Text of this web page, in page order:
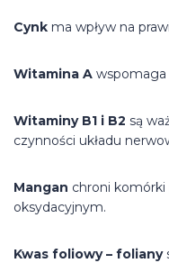
Cynk ma wpływ na
Witamina A wspomaga
Witaminy B1 i B2 są
czynności układu
Mangan chroni
oksydacyjnym.
Kwas foliowy – foliany